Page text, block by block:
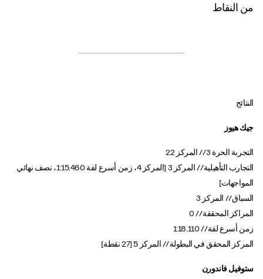
من النقاط
النتائج
جيك هيوز
التجربة الحرة 3 // المركز 22
التجارب التأهيلية // المركز 3 [المركز 4، زمن أسرع لفة 1:15.460، نصف نهائي
المواجهات]
السباق // المركز 3
المراكز المحققة // 0
زمن أسرع لفة // 1:18.110
المركز المحقق في البطولة // المركز 5 [27 نقطة]
ستوفيل فاندورن